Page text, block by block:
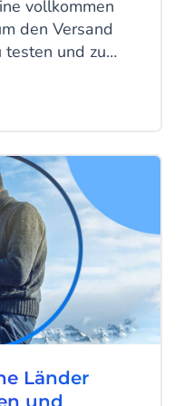
vollkommen
den Versand
testen und zu
Dafür steht
Knoten
Länder
und